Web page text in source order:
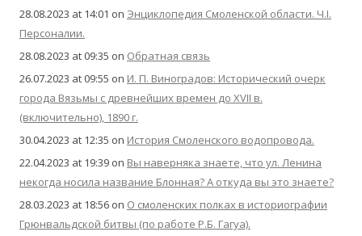
28.08.2023 at 14:01 on Энциклопедия Смоленской области. Ч.I.
Персоналии.
28.08.2023 at 09:35 on Обратная связь
26.07.2023 at 09:55 on И. П. Виноградов: Исторический очерк
города Вязьмы с древнейших времен до XVII в.
(включительно), 1890 г.
30.04.2023 at 12:35 on История Смоленского водопровода.
22.04.2023 at 19:39 on Вы наверняка знаете, что ул. Ленина
некогда носила название Блонная? А откуда вы это знаете?
28.03.2023 at 18:56 on О смоленских полках в историографии
Грюнвальдской битвы (по работе Р.Б. Гагуа).